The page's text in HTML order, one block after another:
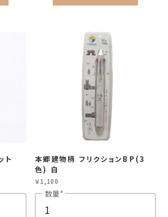
ト
本郷建物柄 フリクションBP(3
色) 白
￥1,100
数量